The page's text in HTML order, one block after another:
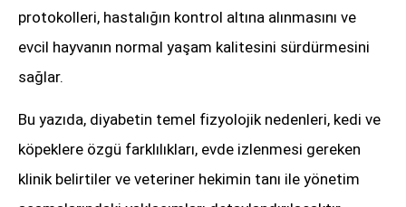
protokolleri, hastalığın kontrol altına alınmasını ve
evcil hayvanın normal yaşam kalitesini sürdürmesini
sağlar.
Bu yazıda, diyabetin temel fizyolojik nedenleri, kedi ve
köpeklere özgü farklılıkları, evde izlenmesi gereken
klinik belirtiler ve veteriner hekimin tanı ile yönetim